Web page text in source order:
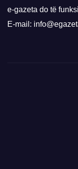
e-gazeta do të
E-mail: